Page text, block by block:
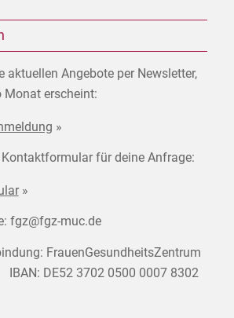
aktuellen Angebote per Newsletter,
Monat erscheint:
»
Kontaktformular für deine Anfrage:
»
fgz@fgz-muc.de
FrauenGesundheitsZentrum
3702 0500 0007 8302